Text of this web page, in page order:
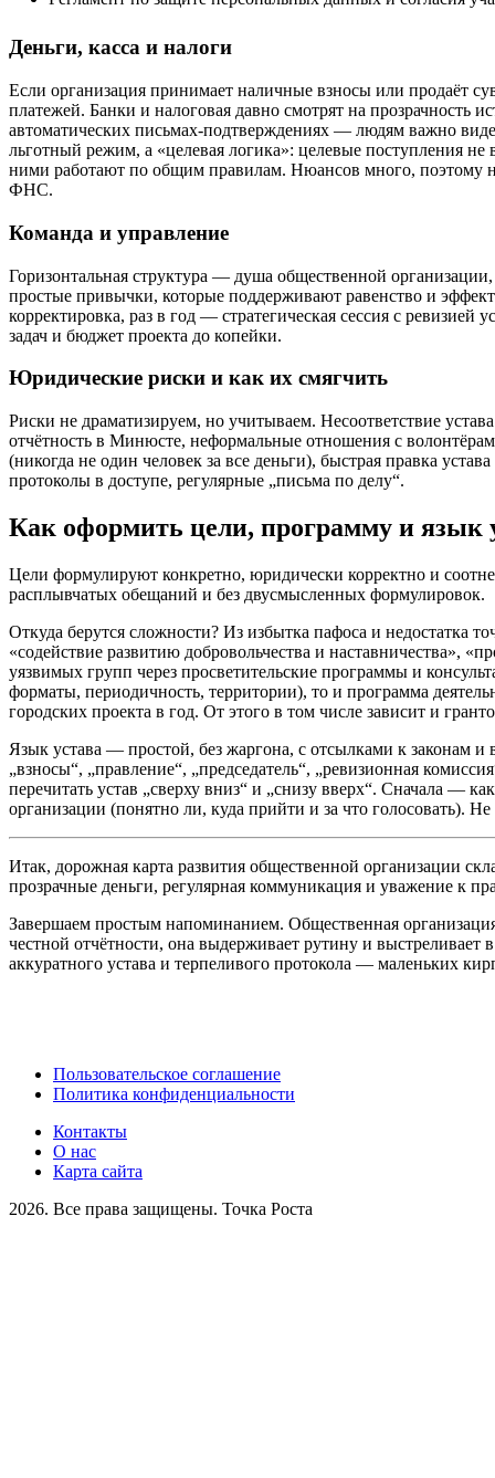
Деньги, касса и налоги
Если организация принимает наличные взносы или продаёт
платежей. Банки и налоговая давно смотрят на прозрачность
автоматических письмах‑подтверждениях — людям важно
льготный режим, а «целевая логика»: целевые поступления
ними работают по общим правилам. Нюансов много, поэтому
ФНС.
Команда и управление
Горизонтальная структура — душа общественной
простые привычки, которые поддерживают равенство и
корректировка, раз в год — стратегическая сессия с
задач и бюджет проекта до копейки.
Юридические риски и как их смягчить
Риски не драматизируем, но учитываем. Несоответствие
отчётность в Минюсте, неформальные отношения с
(никогда не один человек за все деньги), быстрая правка
протоколы в доступе, регулярные „письма по делу“.
Как оформить цели, программу и язык
Цели формулируют конкретно, юридически корректно и
расплывчатых обещаний и без двусмысленных формулировок.
Откуда берутся сложности? Из избытка пафоса и
«содействие развитию добровольчества и
уязвимых групп через просветительские программы и
форматы, периодичность, территории), то и программа
городских проекта в год. От этого в том числе зависит и
Язык устава — простой, без жаргона, с отсылками к законам
„взносы“, „правление“, „председатель“, „ревизионная
перечитать устав „сверху вниз“ и „снизу вверх“. Сначала —
организации (понятно ли, куда прийти и за что голосовать).
Итак, дорожная карта развития общественной организации
прозрачные деньги, регулярная коммуникация и уважение к
Завершаем простым напоминанием. Общественная
честной отчётности, она выдерживает рутину и
аккуратного устава и терпеливого протокола — маленьких
Пользовательское соглашение
Политика конфиденциальности
Контакты
О нас
Карта сайта
2026. Все права защищены. Точка Роста